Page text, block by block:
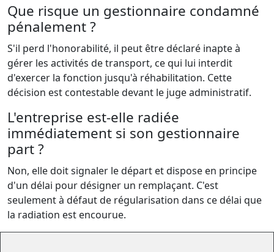
Que risque un gestionnaire condamné
pénalement ?
S'il perd l'honorabilité, il peut être déclaré inapte à
gérer les activités de transport, ce qui lui interdit
d'exercer la fonction jusqu'à réhabilitation. Cette
décision est contestable devant le juge administratif.
L'entreprise est-elle radiée
immédiatement si son gestionnaire
part ?
Non, elle doit signaler le départ et dispose en principe
d'un délai pour désigner un remplaçant. C'est
seulement à défaut de régularisation dans ce délai que
la radiation est encourue.